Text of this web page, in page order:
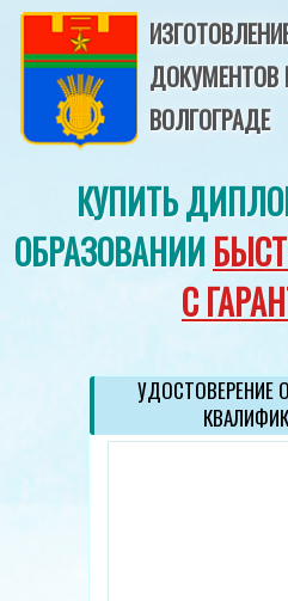
ДОКУМЕНТОВ
ВОЛГОГРАДЕ
КУПИТЬ
ОБРАЗОВАНИИ
С
УДОСТОВЕРЕНИЕ